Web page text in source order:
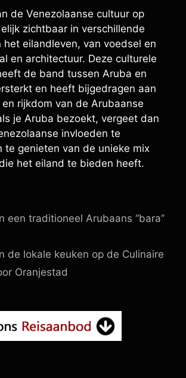
de Venezolaanse cultuur op
zichtbaar in verschillende
het eilandleven, van voedsel en
en architectuur. Deze culturele
de band tussen Aruba en
en heeft bijgedragen aan
rijkdom van de Arubaanse
je Aruba bezoekt, vergeet dan
invloeden te
te genieten van de unieke mix
het eiland te bieden heeft.
een traditioneel Arubaans “bara”
de lokale keuken op de Culinaire
Oranjestad